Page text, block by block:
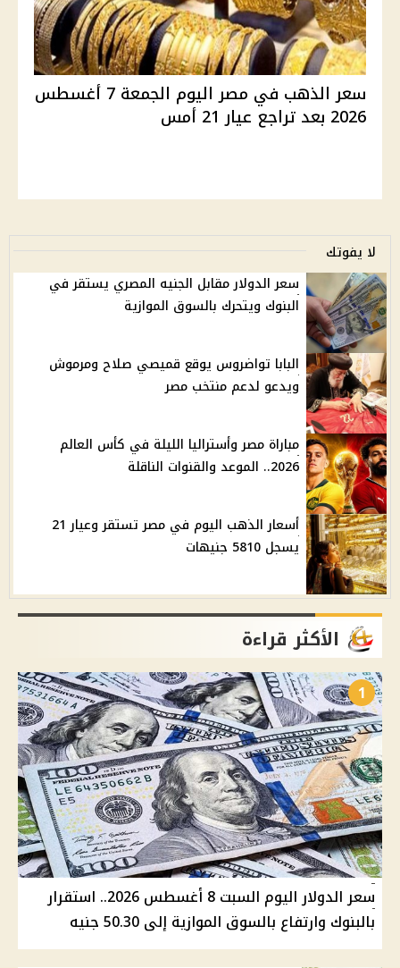
سعر الذهب في مصر اليوم الجمعة 7 أغسطس
2026 بعد تراجع عيار 21 أمس
لا يفوتك
سعر الدولار مقابل الجنيه المصري يستقر في
البنوك ويتحرك بالسوق الموازية
البابا تواضروس يوقع قميصي صلاح ومرموش
ويدعو لدعم منتخب مصر
مباراة مصر وأستراليا الليلة في كأس العالم
2026.. الموعد والقنوات الناقلة
أسعار الذهب اليوم في مصر تستقر وعيار 21
يسجل 5810 جنيهات
الأكثر قراءة
1
سعر الدولار اليوم السبت 8 أغسطس 2026.. استقرار
بالبنوك وارتفاع بالسوق الموازية إلى 50.30 جنيه